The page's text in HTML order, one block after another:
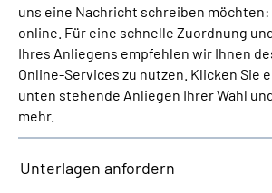
Leichte Sprache
uns eine Nachricht schreiben möchten:
online. Für eine schnelle Zuordnung
Ihres Anliegens empfehlen wir Ihnen
Online-Services zu nutzen. Klicken Sie
unten stehende Anliegen Ihrer Wahl
mehr.
Unterlagen anfordern